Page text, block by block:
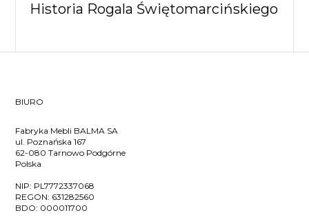
Historia Rogala Świętomarcińskiego
BIURO
Fabryka Mebli BALMA SA
ul. Poznańska 167
62-080 Tarnowo Podgórne
Polska
NIP: PL7772337068
REGON: 631282560
BDO: 000011700